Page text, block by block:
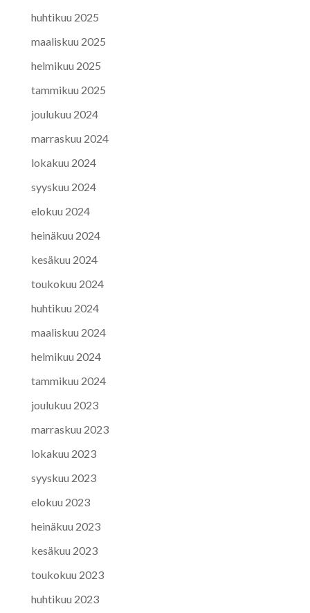
huhtikuu 2025
maaliskuu 2025
helmikuu 2025
tammikuu 2025
joulukuu 2024
marraskuu 2024
lokakuu 2024
syyskuu 2024
elokuu 2024
heinäkuu 2024
kesäkuu 2024
toukokuu 2024
huhtikuu 2024
maaliskuu 2024
helmikuu 2024
tammikuu 2024
joulukuu 2023
marraskuu 2023
lokakuu 2023
syyskuu 2023
elokuu 2023
heinäkuu 2023
kesäkuu 2023
toukokuu 2023
huhtikuu 2023